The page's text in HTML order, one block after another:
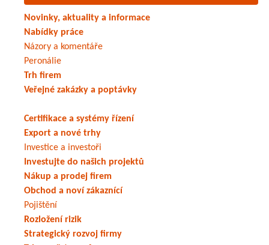
Novinky, aktuality a informace
Nabídky práce
Názory a komentáře
Peronálie
Trh firem
Veřejné zakázky a poptávky
Certifikace a systémy řízení
Export a nové trhy
Investice a investoři
Investujte do našich projektů
Nákup a prodej firem
Obchod a noví zákaznící
Pojištění
Rozložení rizik
Strategický rozvoj firmy